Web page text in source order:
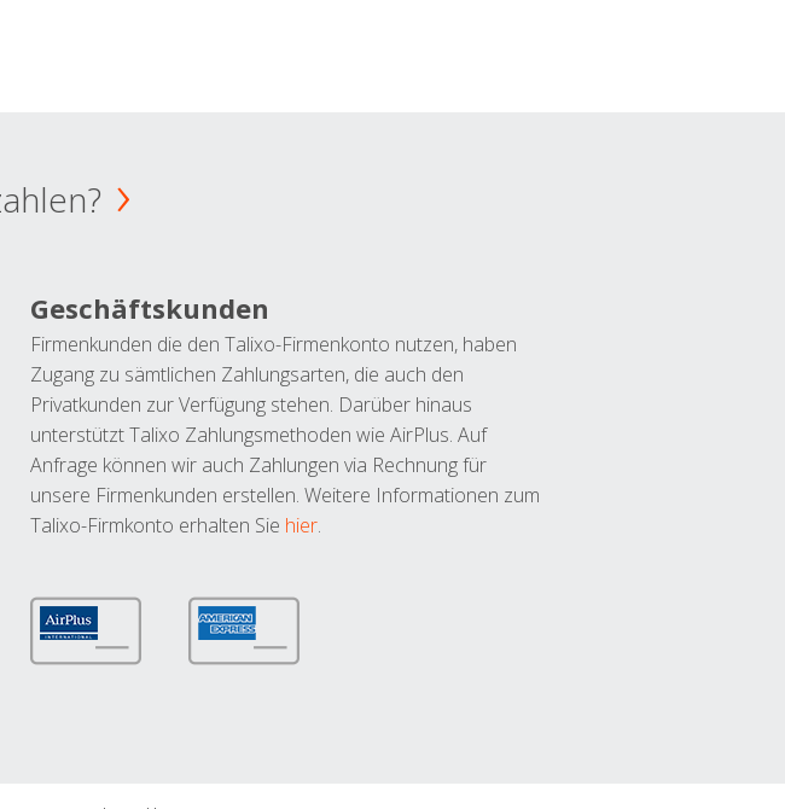
Geschäftskunden
Firmenkunden die den Talixo-Firmenkonto nutzen, haben
Zugang zu sämtlichen Zahlungsarten, die auch den
Privatkunden zur Verfügung stehen. Darüber hinaus
unterstützt Talixo Zahlungsmethoden wie AirPlus. Auf
Anfrage können wir auch Zahlungen via Rechnung für
unsere Firmenkunden erstellen. Weitere Informationen zum
Talixo-Firmkonto erhalten Sie hier.